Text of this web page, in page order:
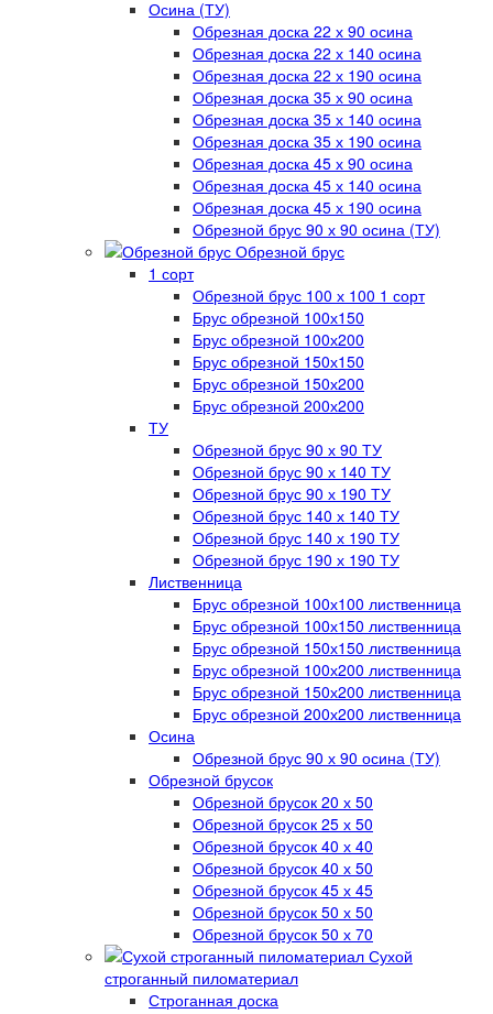
Осина (ТУ)
Обрезная доска 22 х 90 осина
Обрезная доска 22 х 140 осина
Обрезная доска 22 х 190 осина
Обрезная доска 35 х 90 осина
Обрезная доска 35 х 140 осина
Обрезная доска 35 х 190 осина
Обрезная доска 45 х 90 осина
Обрезная доска 45 х 140 осина
Обрезная доска 45 х 190 осина
Обрезной брус 90 х 90 осина (ТУ)
Обрезной брус
1 сорт
Обрезной брус 100 х 100 1 сорт
Брус обрезной 100х150
Брус обрезной 100х200
Брус обрезной 150х150
Брус обрезной 150х200
Брус обрезной 200х200
ТУ
Обрезной брус 90 х 90 ТУ
Обрезной брус 90 х 140 ТУ
Обрезной брус 90 х 190 ТУ
Обрезной брус 140 х 140 ТУ
Обрезной брус 140 х 190 ТУ
Обрезной брус 190 х 190 ТУ
Лиственница
Брус обрезной 100х100 лиственница
Брус обрезной 100х150 лиственница
Брус обрезной 150х150 лиственница
Брус обрезной 100х200 лиственница
Брус обрезной 150х200 лиственница
Брус обрезной 200х200 лиственница
Осина
Обрезной брус 90 х 90 осина (ТУ)
Обрезной брусок
Обрезной брусок 20 х 50
Обрезной брусок 25 х 50
Обрезной брусок 40 х 40
Обрезной брусок 40 х 50
Обрезной брусок 45 х 45
Обрезной брусок 50 х 50
Обрезной брусок 50 х 70
Сухой
строганный пиломатериал
Строганная доска